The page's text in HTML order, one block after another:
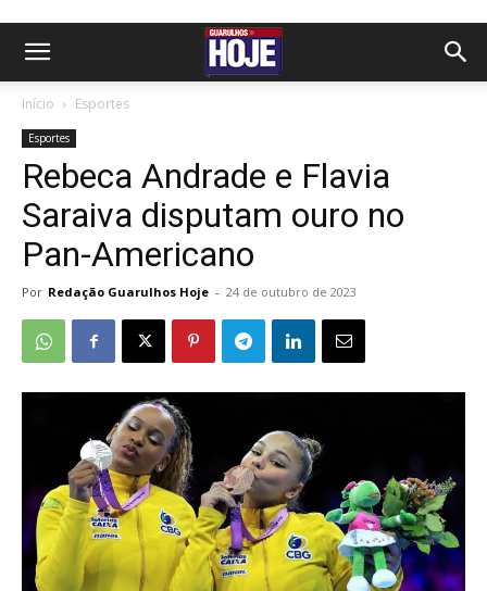
Início Esportes
Esportes
Rebeca Andrade e Flavia
Saraiva disputam ouro no
Pan-Americano
Por Redação Guarulhos Hoje - 24 de outubro de 2023